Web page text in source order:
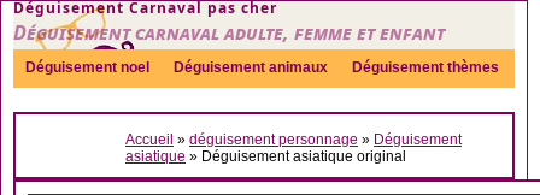
Déguisement Carnaval pas cher
Déguisement carnaval adulte, femme et enfant
Déguisement noel Déguisement animaux Déguisement thèmes
Sexy Déguisement couple Déguisements par genre Idées
Accueil » déguisement personnage » Déguisement
asiatique » Déguisement asiatique original